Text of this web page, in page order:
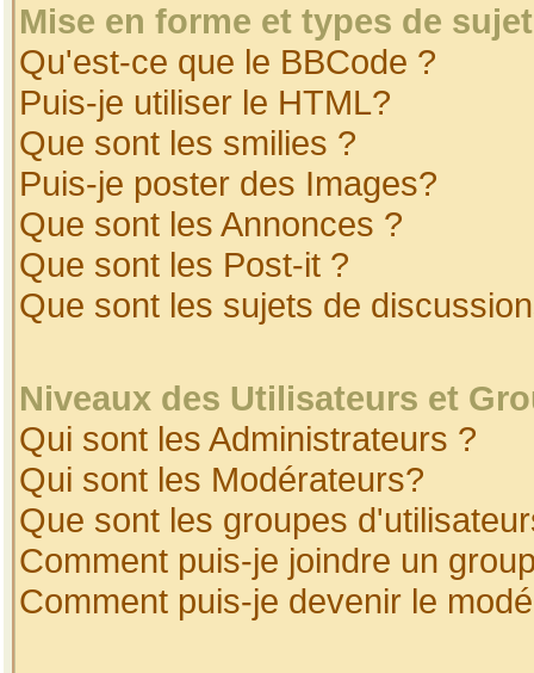
Mise en forme et types de
Qu'est-ce que le BBCode ?
Puis-je utiliser le HTML?
Que sont les smilies ?
Puis-je poster des Images?
Que sont les Annonces ?
Que sont les Post-it ?
Que sont les sujets de
Niveaux des Utilisateurs et
Qui sont les Administrateurs ?
Qui sont les Modérateurs?
Que sont les groupes
Comment puis-je joindre un
Comment puis-je devenir le